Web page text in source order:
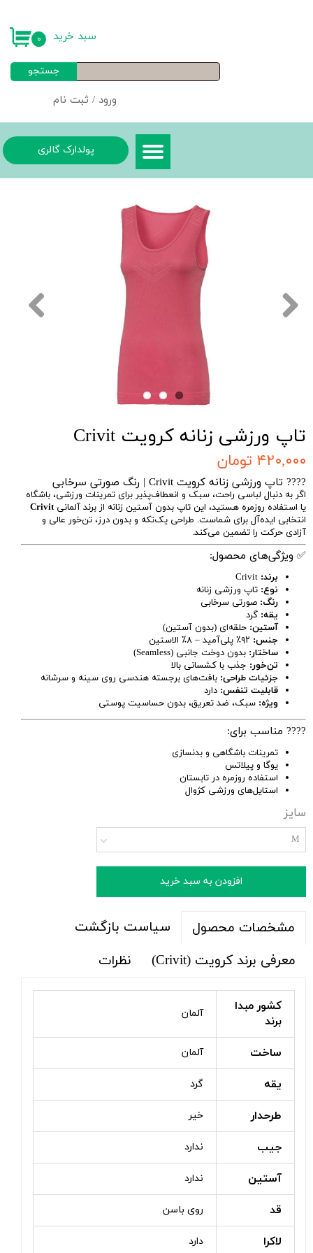
ورود / ثبت نام
خروج از حساب کاربری
جستجو
۰ سبد خرید
پولدارک گالری
تاپ ورزشی زنانه کرویت Crivit
۴۲۰,۰۰۰ تومان
???? تاپ ورزشی زنانه کرویت Crivit | رنگ صورتی سرخابی
اگر به دنبال لباسی راحت، سبک و انعطاف‌پذیر برای تمرینات ورزشی، باشگاه
یا استفاده روزمره هستید، این تاپ بدون آستین زنانه از برند آلمانیCrivit
انتخابی ایده‌آل برای شماست. طراحی یک‌تکه و بدون درز، تن‌خور عالی و
آزادی حرکت را تضمین می‌کند.
✅ ویژگی‌های محصول:
برند: Crivit
نوع: تاپ ورزشی زنانه
رنگ: صورتی سرخابی
یقه: گرد
آستین: حلقه‌ای (بدون آستین)
جنس:
ساختار: بدون دوخت جانبی (Seamless)
تن‌خور: جذب با کشسانی بالا
جزئیات طراحی: بافت‌های برجسته هندسی روی سینه و سرشانه
قابلیت تنفس: دارد
ویژه: سبک، ضد تعریق، بدون حساسیت پوستی
???? مناسب برای:
تمرینات باشگاهی و بدنسازی
یوگا و پیلاتس
استفاده روزمره در تابستان
استایل‌های ورزشی کژوال
سایز
M
افزودن به سبد خرید
مشخصات محصول
سیاست بازگشت
معرفی برند کرویت (Crivit)
نظرات
کشور مبدا
برند
آلمان
ساخت آلمان
یقه گرد
طرحدار خیر
جیب ندارد
آستین ندارد
قد روی باسن
لاکرا دارد